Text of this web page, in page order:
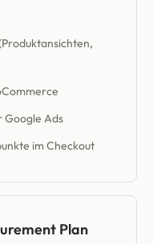
Ads
im Checkout
Plan